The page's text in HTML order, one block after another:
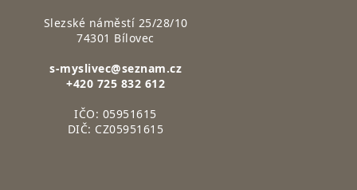
Slezské náměstí 25/28/10
74301 Bílovec
s-myslivec@seznam.cz
+420 725 832 612
IČO: 05951615
DIČ: CZ05951615